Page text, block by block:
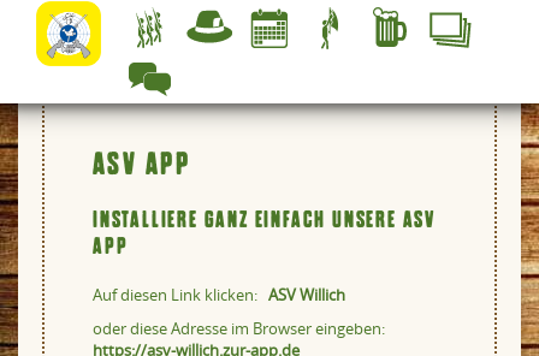
ASV APP
INSTALLIERE GANZ EINFACH UNSERE ASV
APP
Auf diesen Link klicken: ASV Willich
oder diese Adresse im Browser eingeben:
https://asv-willich.zur-app.de